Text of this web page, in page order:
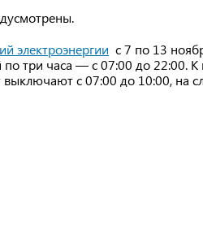
электроэнергии с 7 по 13
три часа — с 07:00 до 22:00. К
выключают с 07:00 до 10:00, на